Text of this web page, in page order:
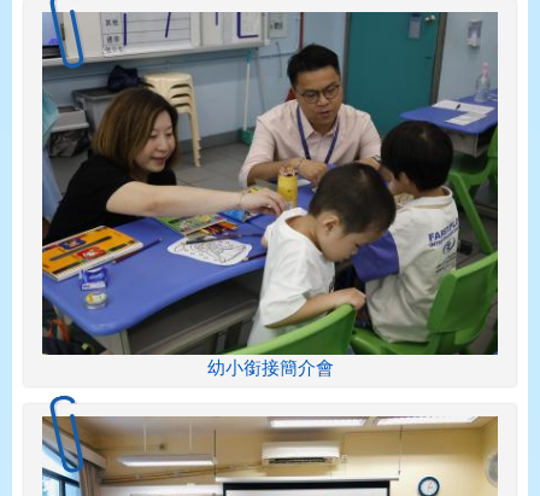
幼小銜接簡介會